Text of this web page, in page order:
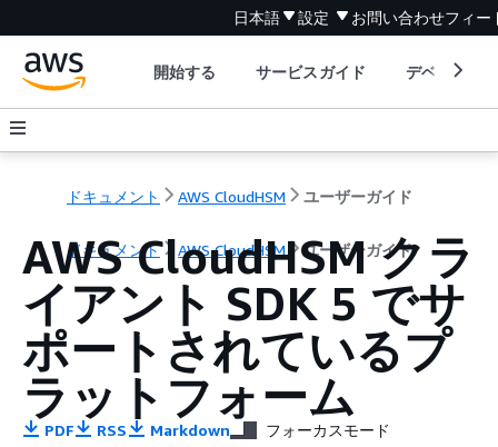
日本語 設定 お問い合わせフィー
開始する サービスガイド デベロッパ
ドキュメント AWS CloudHSM ユーザーガイド
ドキュメント AWS CloudHSM ユーザーガイド
AWS CloudHSM クラ
イアント SDK 5 でサ
ポートされているプ
ラットフォーム
PDF RSS Markdown フォーカスモード